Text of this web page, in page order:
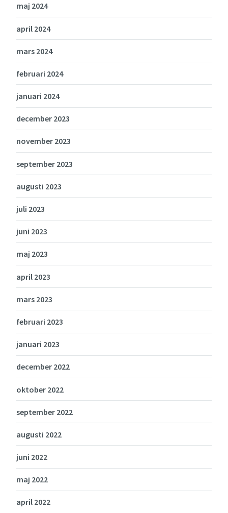
maj 2024
april 2024
mars 2024
februari 2024
januari 2024
december 2023
november 2023
september 2023
augusti 2023
juli 2023
juni 2023
maj 2023
april 2023
mars 2023
februari 2023
januari 2023
december 2022
oktober 2022
september 2022
augusti 2022
juni 2022
maj 2022
april 2022